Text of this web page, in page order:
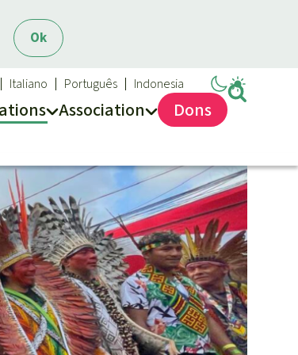
Ok
s Association
Sauvons la forêt
sommes-nous ?
contacter
fréquentes
annuels
légales
Médias
Communiqués
Dans la presse
Italiano Português Indonesia
Dons